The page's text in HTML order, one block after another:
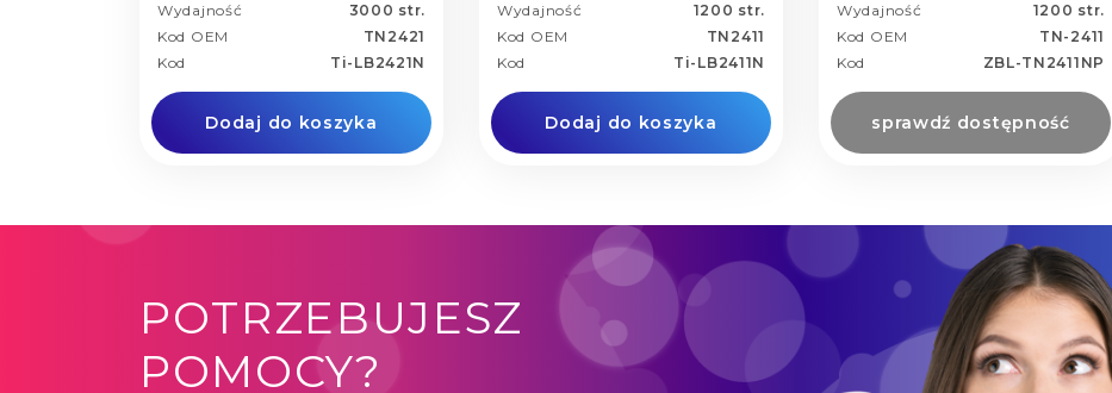
Wydajność
3000 str.
Kod OEM
TN2421
Kod
Ti-LB2421N
Dodaj do koszyka
Wydajność
1200 str.
Kod OEM
TN2411
Kod
Ti-LB2411N
Dodaj do koszyka
Wydajność
1200 str.
Kod OEM
TN-2411
Kod
ZBL-TN2411NP
sprawdź dostępność
POTRZEBUJESZ
POMOCY?